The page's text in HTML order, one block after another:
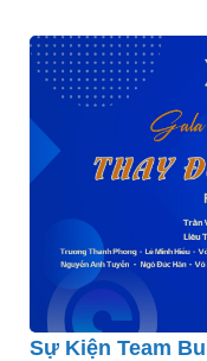
Sự Kiện Team